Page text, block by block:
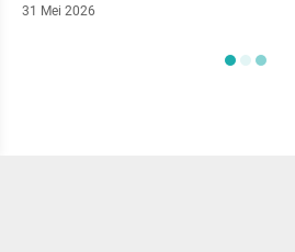
31 Mei 2026